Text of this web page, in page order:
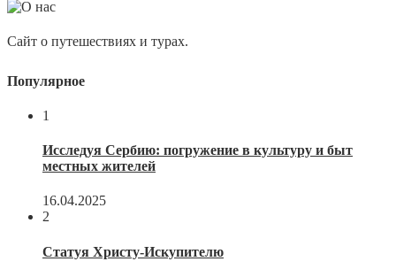
Сайт о путешествиях и турах.
Популярное
1
Исследуя Сербию: погружение в культуру и быт
местных жителей
16.04.2025
2
Статуя Христу-Искупителю